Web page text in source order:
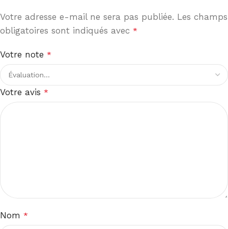
Votre adresse e-mail ne sera pas publiée. Les champs
obligatoires sont indiqués avec *
Votre note *
Votre avis *
Nom *